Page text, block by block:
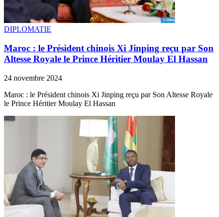
DIPLOMATIE
Maroc : le Président chinois Xi Jinping reçu par Son
Altesse Royale le Prince Héritier Moulay El Hassan
24 novembre 2024
Maroc : le Président chinois Xi Jinping reçu par Son Altesse Royale
le Prince Héritier Moulay El Hassan